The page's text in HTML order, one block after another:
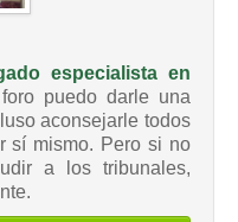
especialista en
puedo darle una
aconsejarle todos
sí mismo. Pero si no
a los tribunales,